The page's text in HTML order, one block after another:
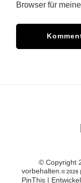
Browser für
© Copyright
vorbehalten. © 2026 |
PinThis |